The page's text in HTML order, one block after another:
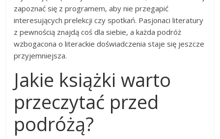
zapoznać się z programem, aby nie przegapić
interesujących prelekcji czy spotkań. Pasjonaci literatury
z pewnością znajdą coś dla siebie, a każda podróż
wzbogacona o literackie doświadczenia staje się jeszcze
przyjemniejsza.
Jakie książki warto
przeczytać przed
podróżą?